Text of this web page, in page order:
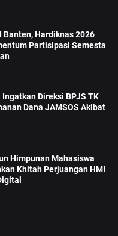
Banten, Hardiknas 2026
Partisipasi Semesta
Ingatkan Direksi BPJS TK
Dana JAMSOS Akibat
Himpunan Mahasiswa
Khitah Perjuangan HMI